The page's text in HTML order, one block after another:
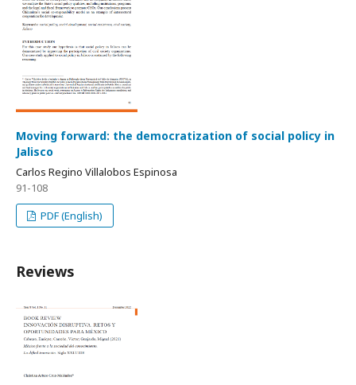
Moving forward: the democratization of social policy in
Jalisco
Carlos Regino Villalobos Espinosa
91-108
PDF (English)
Reviews